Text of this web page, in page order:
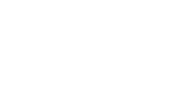
Lietuvos kaimo
2026 m.